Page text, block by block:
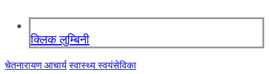
क्लिक लुम्बिनी
चेतनारायण आचार्य स्वास्थ्य स्वयंसेविका